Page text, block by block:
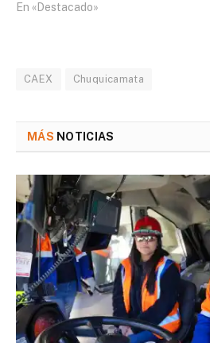
En «Destacado»
CAEX Chuquicamata
MÁS NOTICIAS